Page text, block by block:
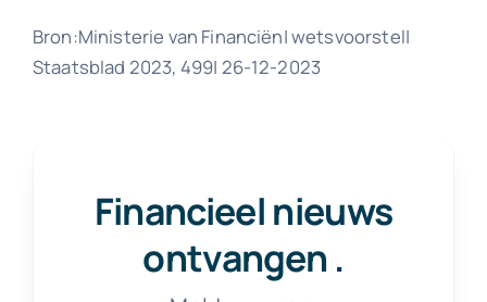
Bron:Ministerie van Financiën| wetsvoorstel|
Staatsblad 2023, 499| 26-12-2023
Financieel nieuws
ontvangen .